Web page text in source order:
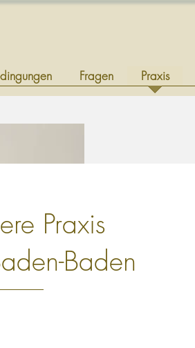
Fragen Praxis
Praxis
Baden